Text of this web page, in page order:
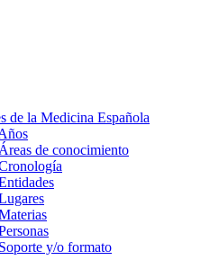
de la Medicina Española
de conocimiento
y/o formato